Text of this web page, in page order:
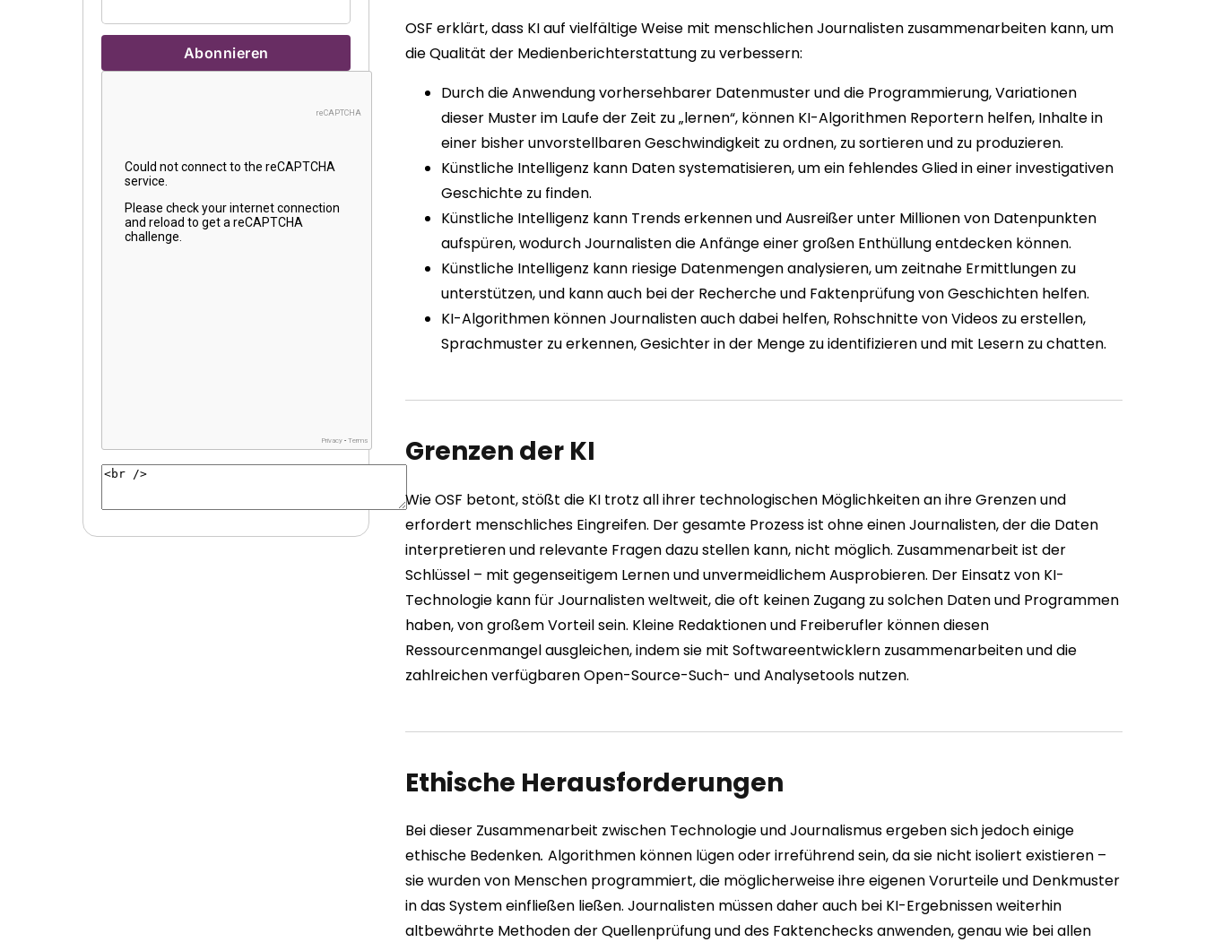
OSF erklärt, dass KI auf vielfältige Weise mit menschlichen Journalisten zusammenarbeiten kann, um
die Qualität der Medienberichterstattung zu verbessern:
Durch die Anwendung vorhersehbarer Datenmuster und die Programmierung, Variationen
dieser Muster im Laufe der Zeit zu „lernen“, können KI-Algorithmen Reportern helfen, Inhalte in
einer bisher unvorstellbaren Geschwindigkeit zu ordnen, zu sortieren und zu produzieren.
Künstliche Intelligenz kann Daten systematisieren, um ein fehlendes Glied in einer investigativen
Geschichte zu finden.
Künstliche Intelligenz kann Trends erkennen und Ausreißer unter Millionen von Datenpunkten
aufspüren, wodurch Journalisten die Anfänge einer großen Enthüllung entdecken können.
Künstliche Intelligenz kann riesige Datenmengen analysieren, um zeitnahe Ermittlungen zu
unterstützen, und kann auch bei der Recherche und Faktenprüfung von Geschichten helfen.
KI-Algorithmen können Journalisten auch dabei helfen, Rohschnitte von Videos zu erstellen,
Sprachmuster zu erkennen, Gesichter in der Menge zu identifizieren und mit Lesern zu chatten.
Grenzen der KI
Wie OSF betont, stößt die KI trotz all ihrer technologischen Möglichkeiten an ihre Grenzen und
erfordert menschliches Eingreifen. Der gesamte Prozess ist ohne einen Journalisten, der die Daten
interpretieren und relevante Fragen dazu stellen kann, nicht möglich. Zusammenarbeit ist der
Schlüssel – mit gegenseitigem Lernen und unvermeidlichem Ausprobieren. Der Einsatz von KI-
Technologie kann für Journalisten weltweit, die oft keinen Zugang zu solchen Daten und Programmen
haben, von großem Vorteil sein. Kleine Redaktionen und Freiberufler können diesen
Ressourcenmangel ausgleichen, indem sie mit Softwareentwicklern zusammenarbeiten und die
zahlreichen verfügbaren Open-Source-Such- und Analysetools nutzen.
Ethische Herausforderungen
Bei dieser Zusammenarbeit zwischen Technologie und Journalismus ergeben sich jedoch einige
ethische Bedenken. Algorithmen können lügen oder irreführend sein, da sie nicht isoliert existieren –
sie wurden von Menschen programmiert, die möglicherweise ihre eigenen Vorurteile und Denkmuster
in das System einfließen ließen. Journalisten müssen daher auch bei KI-Ergebnissen weiterhin
altbewährte Methoden der Quellenprüfung und des Faktenchecks anwenden, genau wie bei allen